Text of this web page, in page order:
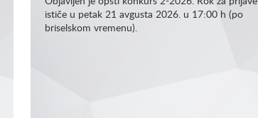
ističe u petak 21 avgusta 2026. u 17:00 h (po
briselskom vremenu).